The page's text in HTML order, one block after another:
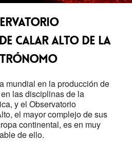
Calar Alto de la
mundial en la producción de
las disciplinas de la
y el Observatorio
el mayor complejo de sus
continental, es en muy
de ello.